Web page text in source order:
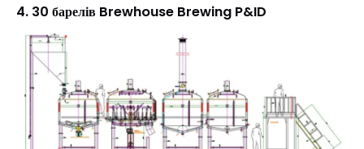
4. 30 барелів Brewhouse Brewing P&ID